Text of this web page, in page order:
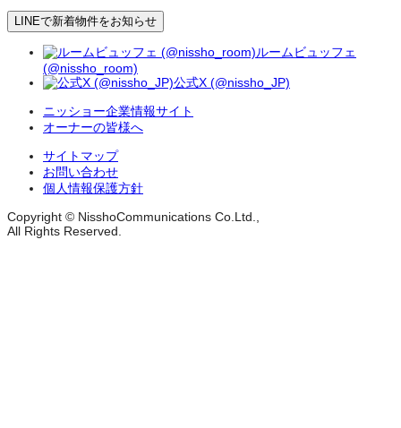
LINEで新着物件をお知らせ
ルームビュッフェ
(@nissho_room)
公式X (@nissho_JP)
ニッショー企業情報サイト
オーナーの皆様へ
サイトマップ
お問い合わせ
個人情報保護方針
Copyright © NisshoCommunications Co.Ltd.,
All Rights Reserved.